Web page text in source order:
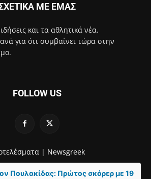
ΜΕ ΕΜΑΣ
και τα αθλητικά νέα.
για ότι συμβαίνει τώρα στην
FOLLOW US
| Newsgreek
Πουλακίδας: Πρώτος σκόρερ με 19